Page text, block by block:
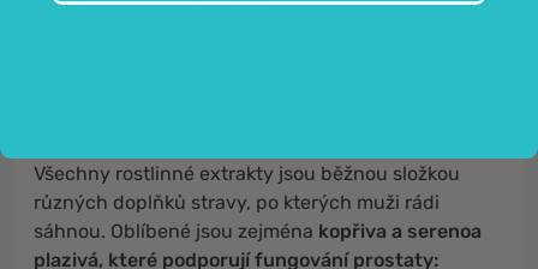
Všechny rostlinné extrakty jsou běžnou složkou
různých doplňků stravy, po kterých muži rádi
sáhnou. Oblíbené jsou zejména kopřiva a serenoa
plazivá, které podporují fungování prostaty: